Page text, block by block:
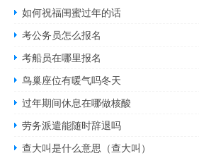
如何祝福闺蜜过年的话
考公务员怎么报名
考船员在哪里报名
鸟巢座位有暖气吗冬天
过年期间休息在哪做核酸
劳务派遣能随时辞退吗
查大叫是什么意思（查大叫）